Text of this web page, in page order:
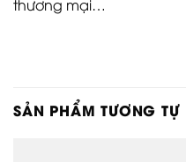
thương mại…
SẢN PHẨM TƯƠNG TỰ